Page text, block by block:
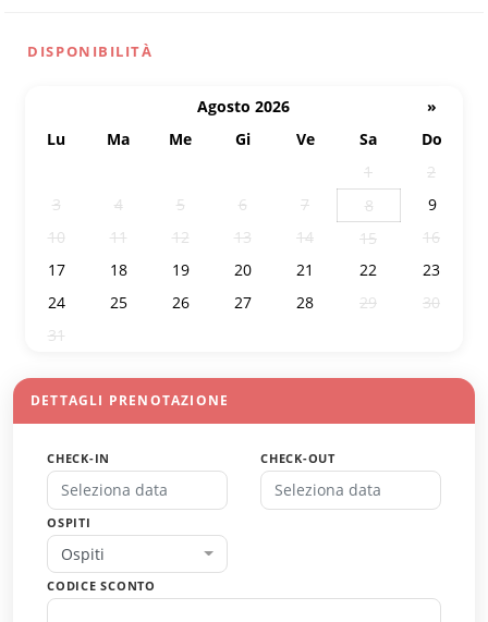
DISPONIBILITÀ
Agosto 2026
»
Lu
Ma Me Gi Ve Sa
Do
1
2
3
4 5 6 7 8
9
10
11 12 13 14 15
16
17
18 19 20 21 22
23
24
25 26 27 28 29
30
31
DETTAGLI PRENOTAZIONE
CHECK-IN CHECK-OUT
OSPITI
Ospiti
CODICE SCONTO